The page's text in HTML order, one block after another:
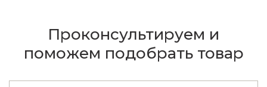
Проконсультируем и
поможем подобрать товар